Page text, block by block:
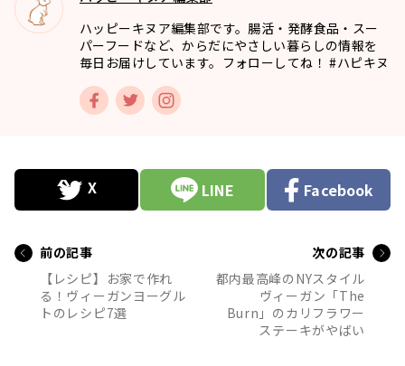
ハッピーキヌア編集部です。腸活・発酵食品・スー
パーフードなど、からだにやさしい暮らしの情報を
毎日お届けしています。フォローしてね！ #ハピキヌ
LINE Facebook
前の記事
【レシピ】お家で作れ
る！ヴィーガンヨーグル
トのレシピ7選
次の記事
都内最高峰のNYスタイル
ヴィーガン「The
Burn」のカリフラワー
ステーキがやばい